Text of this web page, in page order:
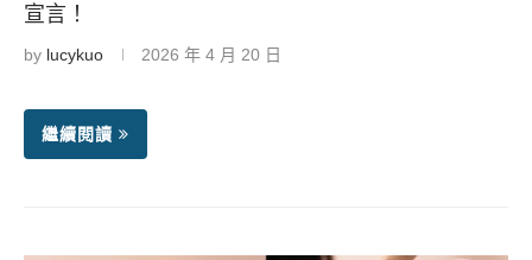
宣言！
by lucykuo 2026 年 4 月 20 日
繼續閱讀